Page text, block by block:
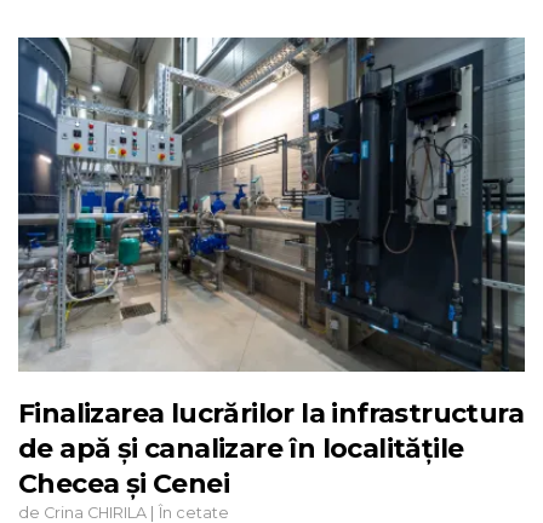
Finalizarea lucrărilor la infrastructura
de apă și canalizare în localitățile
Checea și Cenei
de Crina CHIRILA | În cetate